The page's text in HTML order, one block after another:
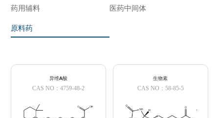
药用辅料 医药中间体
原料药
异维A酸
CAS NO：4759-48-2
生物素
CAS NO：58-85-5